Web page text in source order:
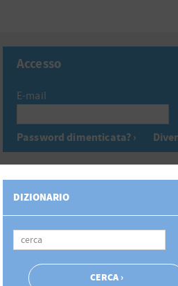
Accesso
E-mail
Password dimenticata? ›
DIZIONARIO